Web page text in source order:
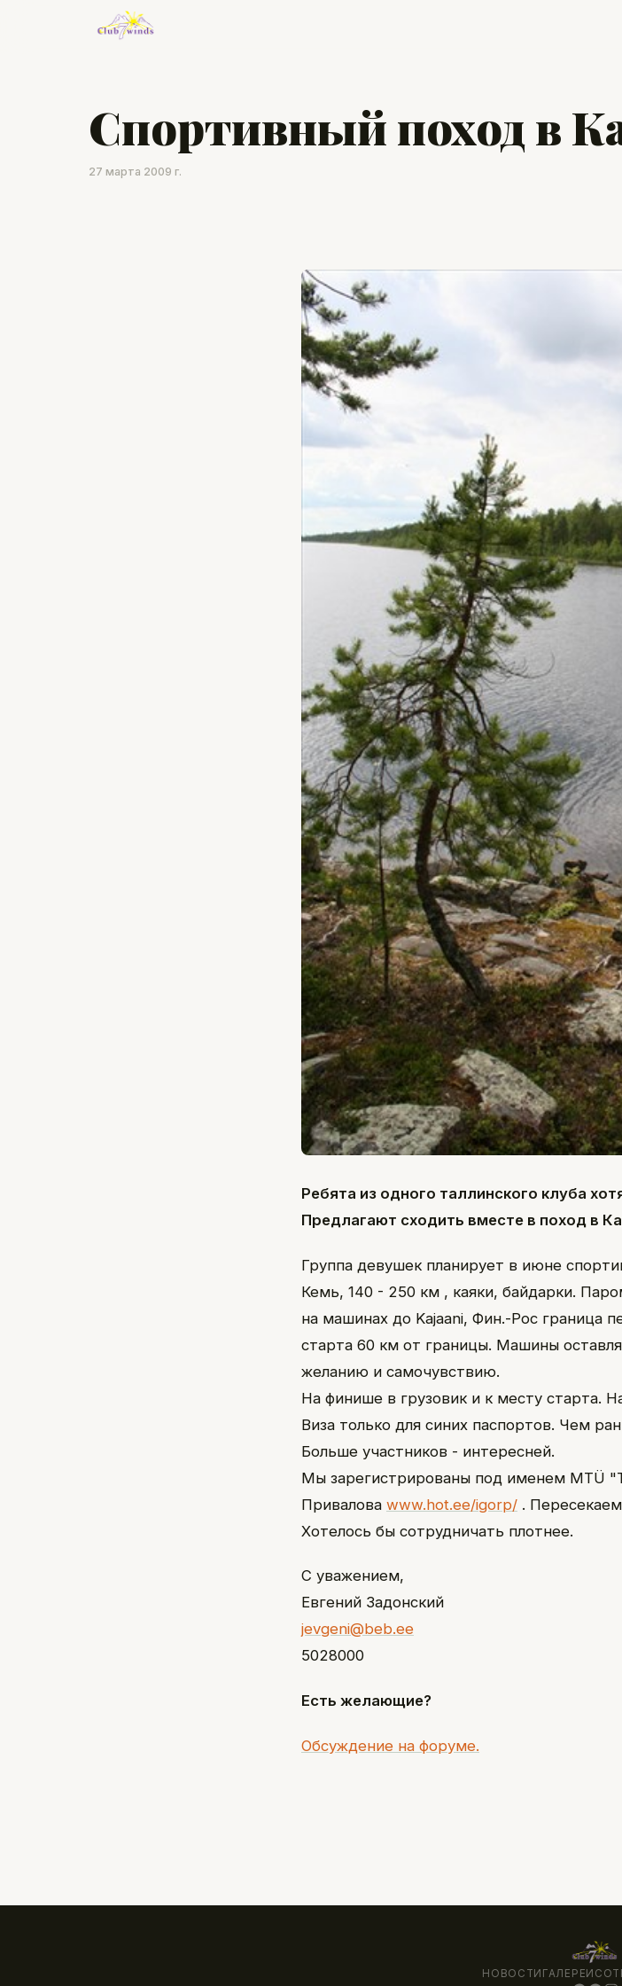
Cпортивный поход в
27 марта 2009 г.
Ребята из одного таллинского клуба
Предлагают сходить вместе в поход в
Группа девушек планирует в июне
Кемь, 140 - 250 км , каяки, байдарки.
на машинах до Kajaani, Фин.-Рос граница
старта 60 км от границы. Машины
желанию и самочувствию.
На финише в грузовик и к месту
Виза только для синих паспортов. Чем
Больше участников - интересней.
Мы зарегистрированы под именем MTÜ
Привалова www.hot.ee/igorp/ .
Хотелось бы сотрудничать плотнее.
С уважением,
Евгений Задонский
jevgeni@beb.ee
5028000
Есть желающие?
Обсуждение на форуме.
НОВОСТИ ГАЛЕРЕИ